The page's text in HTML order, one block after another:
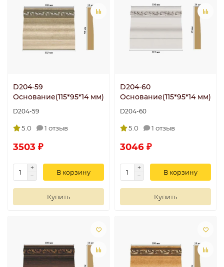
D204-59
Основание(115*95*14 мм)
D204-59
5.0 1 отзыв
3503 ₽
В корзину
Купить
D204-60
Основание(115*95*14 мм)
D204-60
5.0 1 отзыв
3046 ₽
В корзину
Купить